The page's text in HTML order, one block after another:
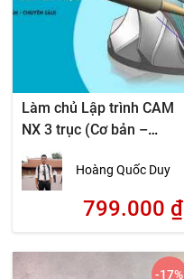
Làm chủ Lập trình CAM
NX 3 trục (Cơ bản –
Chuyên sâu)
Hoàng Quốc Duy
799.000 ₫
-17%